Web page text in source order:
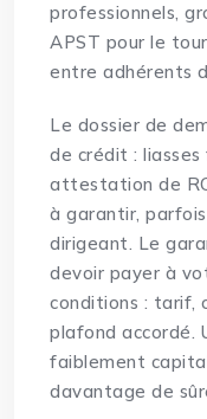
professionnels,
APST pour le
entre adhérents
Le dossier de
de crédit : liasses
attestation de
à garantir,
dirigeant. Le
devoir payer à
conditions : tarif,
plafond accordé.
faiblement
davantage de